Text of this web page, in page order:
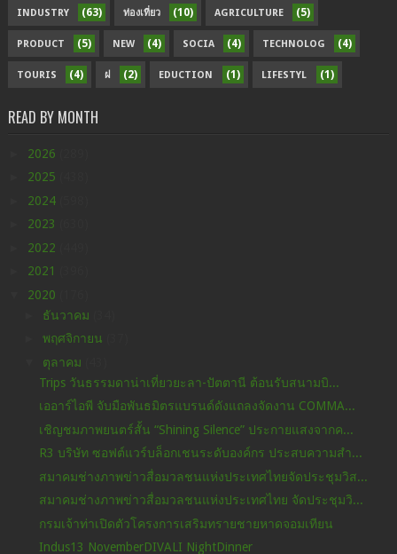
INDUSTRY (63) ท่องเที่ยว (10) AGRICULTURE (5)
PRODUCT (5) NEW (4) SOCIA (4) TECHNOLOG (4)
TOURIS (4) ฝ (2) EDUCTION (1) LIFESTYL (1)
READ BY MONTH
2026
2025
2024
2023
2022
2021
2020
ธันวาคม
พฤศจิกายน
ตุลาคม
Trips วันธรรมดาน่าเที่ยวยะลา-ปัตตานี ต้อนรับสนามบิ...
เออาร์ไอพี จับมือพันธมิตรแบรนด์ดังแถลงจัดงาน COMMA...
เชิญชมภาพยนตร์สั้น “Shining Silence” ประกายแสงจากค...
R3 บริษัท ซอฟต์แวร์บล็อกเชนระดับองค์กร ประสบความสำ...
สมาคมช่างภาพข่าวสื่อมวลชนแห่งประเทศไทยจัดประชุมวิส...
สมาคมช่างภาพข่าวสื่อมวลชนแห่งประเทศไทย จัดประชุมวิ...
กรมเจ้าท่าเปิดตัวโครงการเสริมทรายชายหาดจอมเทียน
Indus13 NovemberDIVALI NightDinner